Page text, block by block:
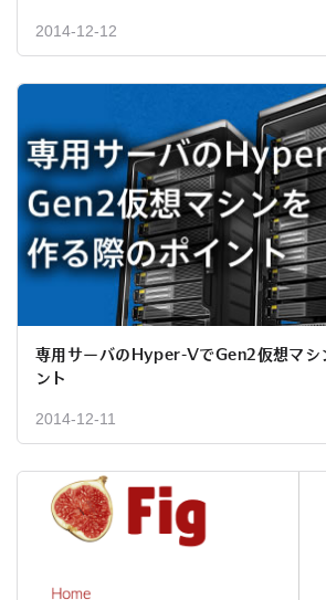
2014-12-12
専用サーバのHyper-VでGen2仮想マシ
ント
2014-12-11